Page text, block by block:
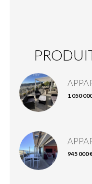
1 050
945 000